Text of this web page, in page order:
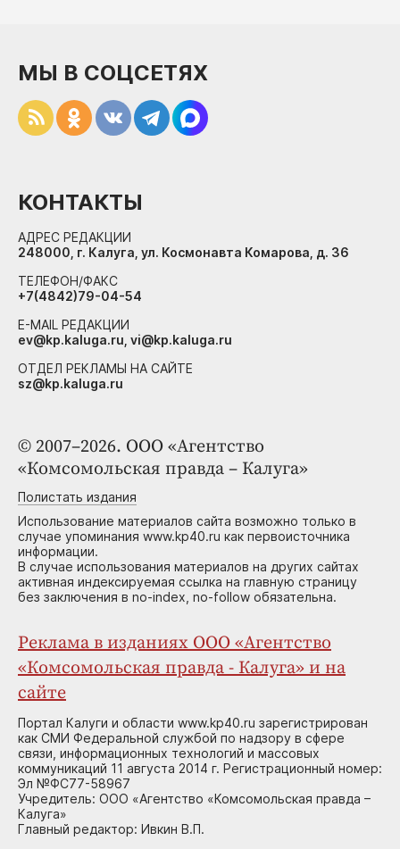
© 2007–2026. ООО «Агентство
«Комсомольская правда – Калуга»
Полистать издания
Использование материалов сайта возможно только в
случае упоминания www.kp40.ru как первоисточника
информации.
В случае использования материалов на других сайтах
активная индексируемая ссылка на главную страницу
без заключения в no-index, no-follow обязательна.
Реклама в изданиях ООО «Агентство
«Комсомольская правда - Калуга» и на
сайте
Портал Калуги и области www.kp40.ru зарегистрирован
как СМИ Федеральной службой по надзору в сфере
связи, информационных технологий и массовых
коммуникаций 11 августа 2014 г. Регистрационный номер:
Эл №ФС77-58967
Учредитель: ООО «Агентство «Комсомольская правда –
Калуга»
Главный редактор: Ивкин В.П.
МЫ В СОЦСЕТЯХ
КОНТАКТЫ
АДРЕС РЕДАКЦИИ
248000, г. Калуга, ул. Космонавта Комарова, д. 36
ТЕЛЕФОН/ФАКС
+7(4842)79-04-54
E-MAIL РЕДАКЦИИ
ev@kp.kaluga.ru, vi@kp.kaluga.ru
ОТДЕЛ РЕКЛАМЫ НА САЙТЕ
sz@kp.kaluga.ru